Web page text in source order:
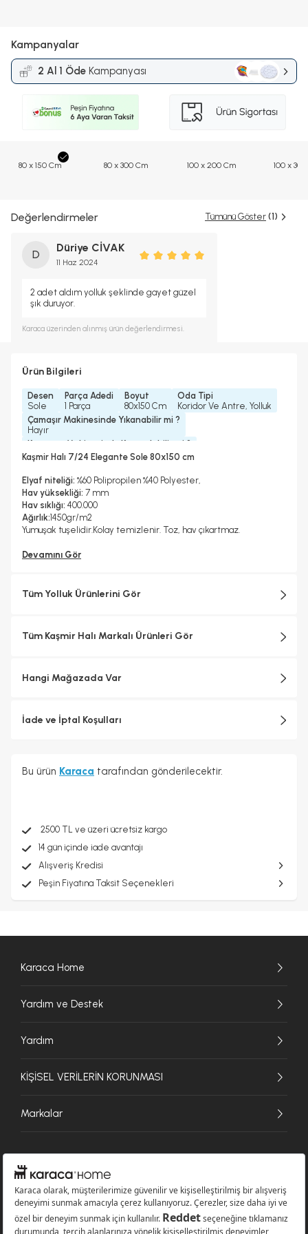
Kampanyalar
2 Al 1 Öde Kampanyası
80 x 150 Cm 80 x 300 Cm 100 x 200 Cm 100 x
Değerlendirmeler Tümünü Göster (1)
D
Düriye CİVAK
11 Haz 2024
2 adet aldım yolluk şeklinde gayet güzel
şık duruyor.
Karaca üzerinden alınmış ürün değerlendirmesi.
Ürün Bilgileri
Desen
Sole
Parça Adedi
1 Parça
Boyut
80x150 Cm
Oda Tipi
Koridor Ve Antre, Yolluk
Çamaşır Makinesinde Yıkanabilir mi ?
Hayır
Kurutma Makinesinde Kurutulabilir mi ?
Hayır
Hayır
2 Yıl
Halı Metrekare (M2)
1, 2
Kaşmir Halı 7/24 Elegante Sole 80x150 cm
Elyaf niteliği: %60 Polipropilen %40 Polyester,
Hav yüksekliği: 7 mm
Hav sıklığı: 400.000
Ağırlık:1450gr/m2
Yumuşak tuşelidir.Kolay temizlenir. Toz, hav çıkartmaz.
Devamını Gör
Tüm Yolluk Ürünlerini Gör
Tüm Kaşmir Halı Markalı Ürünleri Gör
Hangi Mağazada Var
İade ve İptal Koşulları
Bu ürün Karaca tarafından gönderilecektir.
2500 TL ve üzeri ücretsiz kargo
14 gün içinde iade avantajı
Alışveriş Kredisi
Peşin Fiyatına Taksit Seçenekleri
Karaca Home
Yardım ve Destek
Yardım
KİŞİSEL VERİLERİN KORUNMASI
Markalar